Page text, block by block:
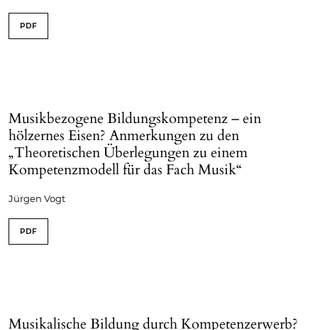
PDF
Musikbezogene Bildungskompetenz – ein
hölzernes Eisen? Anmerkungen zu den
„Theoretischen Überlegungen zu einem
Kompetenzmodell für das Fach Musik“
Jürgen Vogt
PDF
Musikalische Bildung durch Kompetenzerwerb?